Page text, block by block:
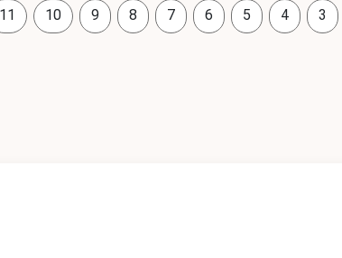
3
4
5
6
7
8
9
10
11